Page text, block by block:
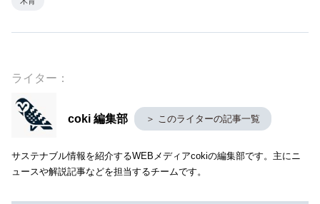
ライター：
coki 編集部 ＞ このライターの記事一覧
サステナブル情報を紹介するWEBメディアcokiの編集部です。主にニ
ュースや解説記事などを担当するチームです。